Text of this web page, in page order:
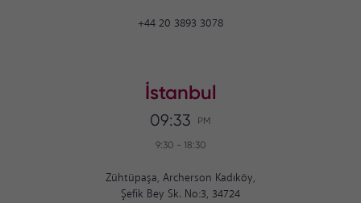
+44 20 3893 3078
İstanbul
09:33 PM
9:30 - 18:30
Zühtüpaşa, Archerson Kadıköy,
Şefik Bey Sk. No:3, 34724